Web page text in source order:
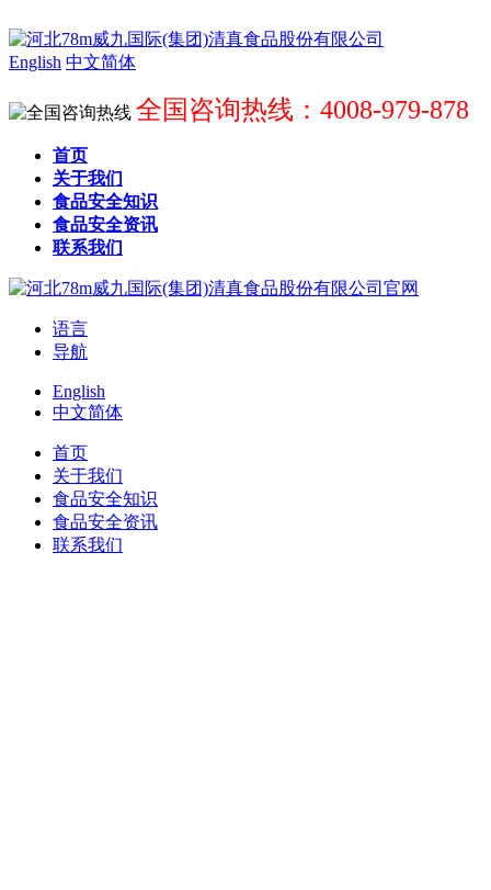
English 中文简体
全国咨询热线：4008-979-878
首页
关于我们
食品安全知识
食品安全资讯
联系我们
语言
导航
English
中文简体
首页
关于我们
食品安全知识
食品安全资讯
联系我们